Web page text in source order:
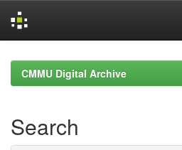
navigationCMMU Digital Archive
Search